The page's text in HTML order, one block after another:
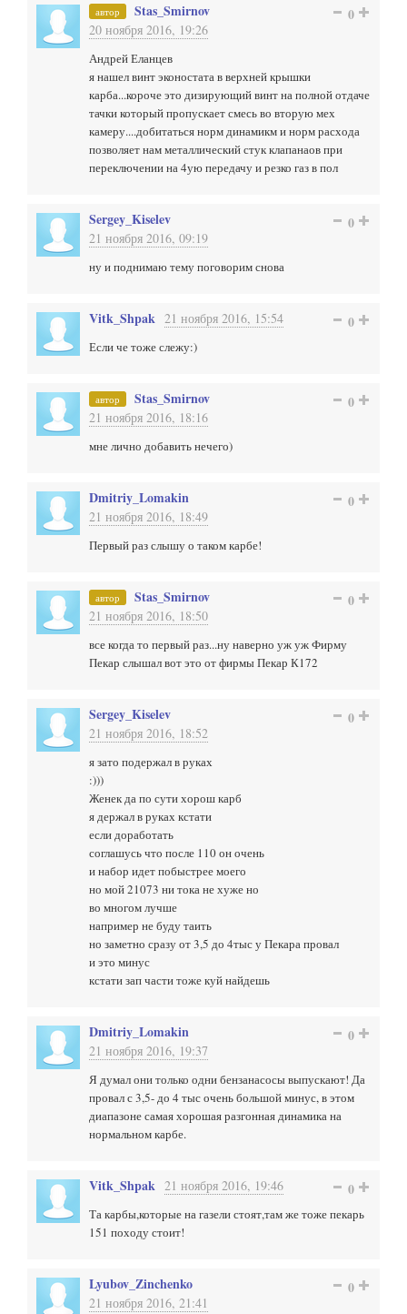
автор Stas_Smirnov
20 ноября 2016, 19:26
0
Андрей Еланцев
я нашел винт эконостата в верхней крышки
карба...короче это дизирующий винт на полной отдаче
тачки который пропускает смесь во вторую мех
камеру....добитаться норм динамикм и норм расхода
позволяет нам металлический стук клапанаов при
переключении на 4ую передачу и резко газ в пол
Sergey_Kiselev
21 ноября 2016, 09:19
0
ну и поднимаю тему поговорим снова
Vitk_Shpak 21 ноября 2016, 15:54 0
Если че тоже слежу:)
автор Stas_Smirnov
21 ноября 2016, 18:16
0
мне лично добавить нечего)
Dmitriy_Lomakin
21 ноября 2016, 18:49
0
Первый раз слышу о таком карбе!
автор Stas_Smirnov
21 ноября 2016, 18:50
0
все когда то первый раз...ну наверно уж уж Фирму
Пекар слышал вот это от фирмы Пекар К172
Sergey_Kiselev
21 ноября 2016, 18:52
0
я зато подержал в руках
:)))
Женек да по сути хорош карб
я держал в руках кстати
если доработать
соглашусь что после 110 он очень
и набор идет побыстрее моего
но мой 21073 ни тока не хуже но
во многом лучше
например не буду таить
но заметно сразу от 3,5 до 4тыс у Пекара провал
и это минус
кстати зап части тоже куй найдешь
Dmitriy_Lomakin
21 ноября 2016, 19:37
0
Я думал они только одни бензанасосы выпускают! Да
провал с 3,5- до 4 тыс очень большой минус, в этом
диапазоне самая хорошая разгонная динамика на
нормальном карбе.
Vitk_Shpak 21 ноября 2016, 19:46 0
Та карбы,которые на газели стоят,там же тоже пекарь
151 походу стоит!
Lyubov_Zinchenko
21 ноября 2016, 21:41
0